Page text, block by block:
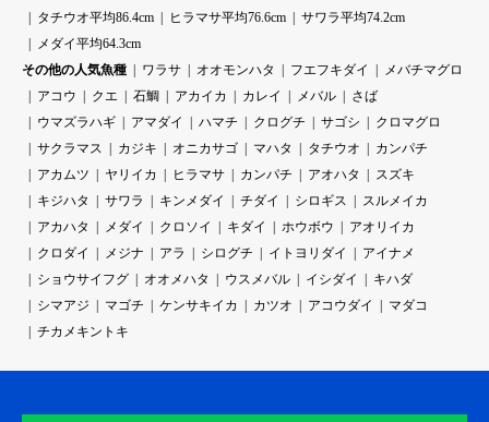
タチウオ平均86.4cm
ヒラマサ平均76.6cm
サワラ平均74.2cm
メダイ平均64.3cm
その他の人気魚種
ワラサ オオモンハタ フエフキダイ
メバチマグロ
アコウ
クエ 石鯛 アカイカ カレイ メバル
さば
ウマズラハギ
アマダイ ハマチ クログチ サゴシ
クロマグロ
サクラマス
カジキ オニカサゴ マハタ タチウオ
カンパチ
アカムツ
ヤリイカ ヒラマサ カンパチ アオハタ
スズキ
キジハタ
サワラ キンメダイ チダイ シロギス
スルメイカ
アカハタ
メダイ クロソイ キダイ ホウボウ
アオリイカ
クロダイ
メジナ アラ シログチ イトヨリダイ
アイナメ
ショウサイフグ
オオメハタ ウスメバル イシダイ
キハダ
シマアジ
マゴチ ケンサキイカ カツオ アコウダイ
マダコ
チカメキントキ